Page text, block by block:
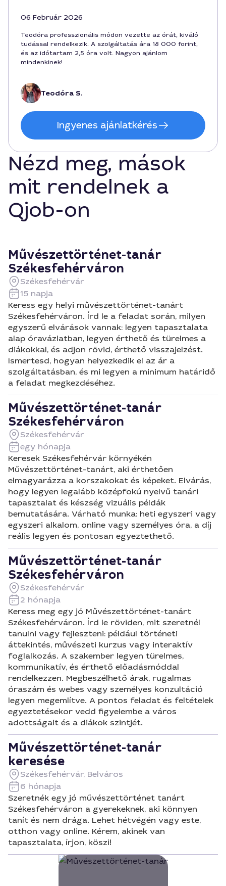
06 Február 2026
Teodóra professzionális módon vezette az órát, kiváló
tudással rendelkezik. A szolgáltatás ára 18 000 forint,
és az időtartam 2,5 óra volt. Nagyon ajánlom
mindenkinek!
Teodóra S.
Ingyenes ajánlatkérés
Nézd meg, mások
mit rendelnek a
Qjob-on
Művészettörténet-tanár
Székesfehérváron
Székesfehérvár
15 napja
Keress egy helyi művészettörténet-tanárt
Székesfehérváron. Írd le a feladat során, milyen
egyszerű elvárások vannak: legyen tapasztalata
alap óravázlatban, legyen érthető és türelmes a
diákokkal, és adjon rövid, érthető visszajelzést.
Ismertesd, hogyan helyezkedik el az ár a
szolgáltatásban, és mi legyen a minimum határidő
a feladat megkezdéséhez.
Művészettörténet-tanár
Székesfehérváron
Székesfehérvár
egy hónapja
Keresek Székesfehérvár környékén
Művészettörténet-tanárt, aki érthetően
elmagyarázza a korszakokat és képeket. Elvárás,
hogy legyen legalább középfokú nyelvű tanári
tapasztalat és készség vizuális példák
bemutatására. Várható munka: heti egyszeri vagy
egyszeri alkalom, online vagy személyes óra, a díj
reális legyen és pontosan egyeztethető.
Művészettörténet-tanár
Székesfehérváron
Székesfehérvár
2 hónapja
Keress meg egy jó Művészettörténet-tanárt
Székesfehérváron. Írd le röviden, mit szeretnél
tanulni vagy fejleszteni: például történeti
áttekintés, művészeti kurzus vagy interaktív
foglalkozás. A szakember legyen türelmes,
kommunikatív, és érthető előadásmóddal
rendelkezzen. Megbeszélhető árak, rugalmas
óraszám és webes vagy személyes konzultáció
legyen megemlítve. A pontos feladat és feltételek
egyeztetésekor vedd figyelembe a város
adottságait és a diákok szintjét.
Művészettörténet-tanár
keresése
Székesfehérvár, Belváros
6 hónapja
Szeretnék egy jó művészettörténet tanárt
Székesfehérváron a gyerekeknek, aki könnyen
tanít és nem drága. Lehet hétvégén vagy este,
otthon vagy online. Kérem, akinek van
tapasztalata, írjon, köszi!